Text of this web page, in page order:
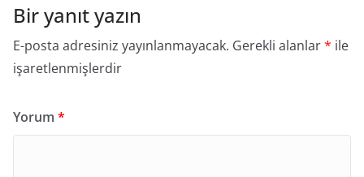
Bir yanıt yazın
E-posta adresiniz yayınlanmayacak. Gerekli alanlar* ile
işaretlenmişlerdir
Yorum *